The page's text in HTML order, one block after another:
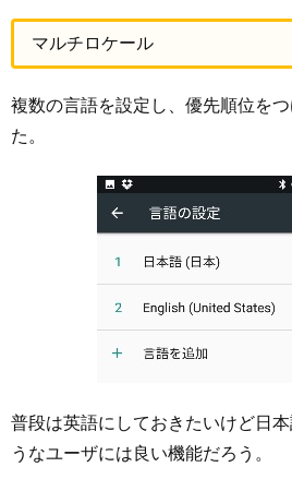
マルチロケール
複数の言語を設定し、優先順位を
た。
普段は英語にしておきたいけど日
うなユーザには良い機能だろう。